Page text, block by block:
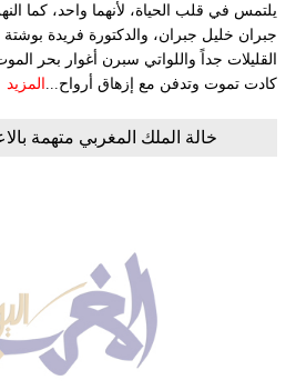
يلتمس في قلب الحياة، لأنهما واحد، كما
جبران خليل جبران، والدكتورة فريدة بوشتة
القليلات جداً واللواتي سبرن أغوار بحر
كادت تموت وتدفن مع إزهاق أرواح...
المزيد
خالة الملك المغربي متهمة